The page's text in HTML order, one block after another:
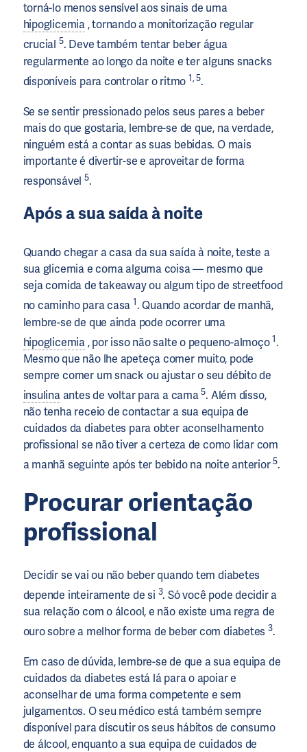
torná-lo menos sensível aos sinais de uma
hipoglicemia, tornando a monitorização regular
crucial 5. Deve também tentar beber água
regularmente ao longo da noite e ter alguns snacks
disponíveis para controlar o ritmo 1, 5.
Se se sentir pressionado pelos seus pares a beber
mais do que gostaria, lembre-se de que, na verdade,
ninguém está a contar as suas bebidas. O mais
importante é divertir-se e aproveitar de forma
responsável 5.
Após a sua saída à noite
Quando chegar a casa da sua saída à noite, teste a
sua glicemia e coma alguma coisa — mesmo que
seja comida de takeaway ou algum tipo de streetfood
no caminho para casa 1. Quando acordar de manhã,
lembre-se de que ainda pode ocorrer uma
hipoglicemia, por isso não salte o pequeno-almoço1.
Mesmo que não lhe apeteça comer muito, pode
sempre comer um snack ou ajustar o seu débito de
insulina antes de voltar para a cama5. Além disso,
não tenha receio de contactar a sua equipa de
cuidados da diabetes para obter aconselhamento
profissional se não tiver a certeza de como lidar com
a manhã seguinte após ter bebido na noite anterior5.
Procurar orientação
profissional
Decidir se vai ou não beber quando tem diabetes
depende inteiramente de si 3. Só você pode decidir a
sua relação com o álcool, e não existe uma regra de
ouro sobre a melhor forma de beber com diabetes3.
Em caso de dúvida, lembre-se de que a sua equipa de
cuidados da diabetes está lá para o apoiar e
aconselhar de uma forma competente e sem
julgamentos. O seu médico está também sempre
disponível para discutir os seus hábitos de consumo
de álcool, enquanto a sua equipa de cuidados de